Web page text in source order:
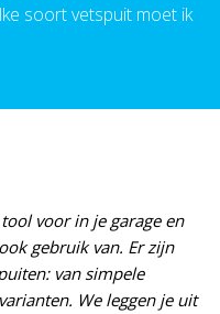
soort vetspuit moet ik
voor in je garage en
gebruik van. Er zijn
van simpele
We leggen je uit